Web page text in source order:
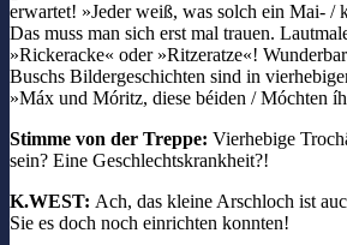
erwartet! »Jeder weiß, was solch ein Mai- /
Das muss man sich erst mal trauen.
»Rickeracke« oder »Ritzeratze«!
Buschs Bildergeschichten sind in
»Máx und Móritz, diese béiden / Móchten
Stimme von der Treppe: Vierhebige
sein? Eine Geschlechtskrankheit?!
K.WEST: Ach, das kleine Arschloch ist
Sie es doch noch einrichten konnten!